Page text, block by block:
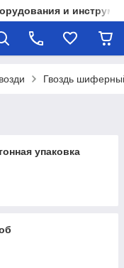
и
Гвоздь
упаковка